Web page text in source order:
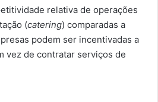
relativa de operações
(catering) comparadas a
podem ser incentivadas a
vez de contratar serviços de